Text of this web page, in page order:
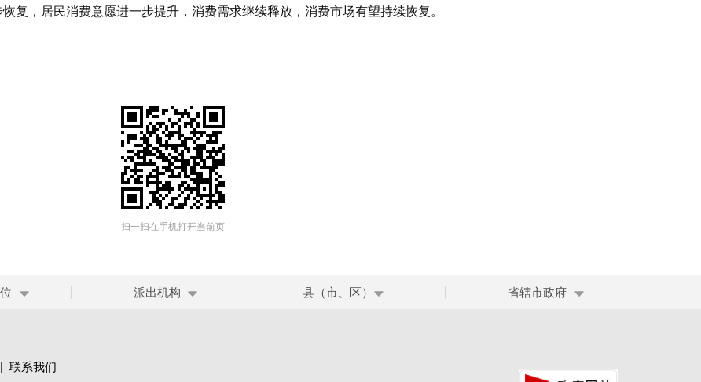
复，居民消费意愿进一步提升，消费需求继续释放，消费市场有望持续恢复。
扫一扫在手机打开当前页
派出机构 县（市、区） 省辖市政府
| 联系我们